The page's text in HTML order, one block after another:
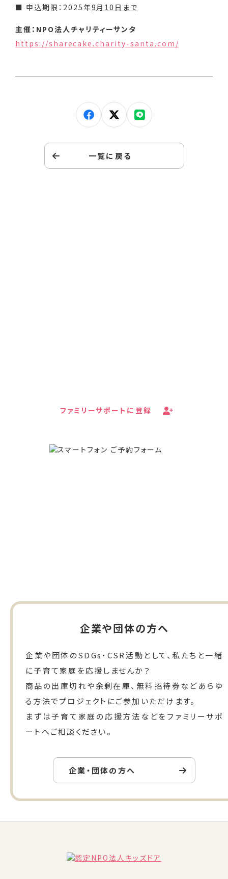
■ 申込期限：2025年9月10日まで
主催：NPO法人チャリティーサンタ
https://sharecake.charity-santa.com/
一覧に戻る
ファミリーサポートに登録
企業や団体の方へ
企業や団体のSDGs・CSR活動として、私たちと一緒
に子育て家庭を応援しませんか？
商品の出庫切れや余剰在庫、無料招待券などあらゆ
る方法でプロジェクトにご参加いただけます。
まずは子育て家庭の応援方法などをファミリーサポ
ートへご相談ください。
企業・団体の方へ